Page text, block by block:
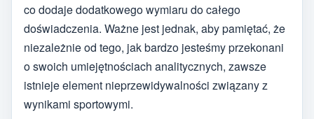
co dodaje dodatkowego wymiaru do całego
doświadczenia. Ważne jest jednak, aby pamiętać, że
niezależnie od tego, jak bardzo jesteśmy przekonani
o swoich umiejętnościach analitycznych, zawsze
istnieje element nieprzewidywalności związany z
wynikami sportowymi.